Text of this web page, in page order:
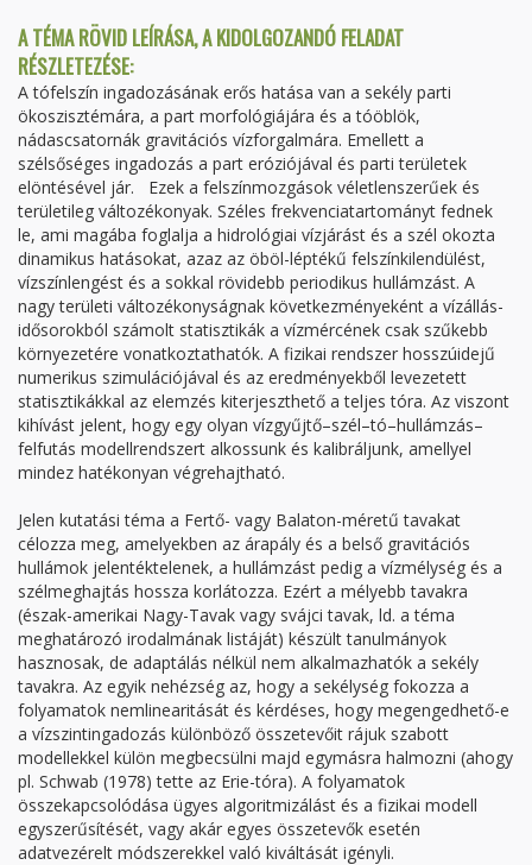
A TÉMA RÖVID LEÍRÁSA, A KIDOLGOZANDÓ FELADAT
RÉSZLETEZÉSE:
A tófelszín ingadozásának erős hatása van a sekély parti
ökoszisztémára, a part morfológiájára és a tóöblök,
nádascsatornák gravitációs vízforgalmára. Emellett a
szélsőséges ingadozás a part eróziójával és parti területek
elöntésével jár. Ezek a felszínmozgások véletlenszerűek és
területileg változékonyak. Széles frekvenciatartományt fednek
le, ami magába foglalja a hidrológiai vízjárást és a szél okozta
dinamikus hatásokat, azaz az öböl-léptékű felszínkilendülést,
vízszínlengést és a sokkal rövidebb periodikus hullámzást. A
nagy területi változékonyságnak következményeként a vízállás-
idősorokból számolt statisztikák a vízmércének csak szűkebb
környezetére vonatkoztathatók. A fizikai rendszer hosszúidejű
numerikus szimulációjával és az eredményekből levezetett
statisztikákkal az elemzés kiterjeszthető a teljes tóra. Az viszont
kihívást jelent, hogy egy olyan vízgyűjtő–szél–tó–hullámzás–
felfutás modell­rendszert alkossunk és kalibráljunk, amellyel
mindez hatékonyan végrehajtható.
Jelen kutatási téma a Fertő- vagy Balaton-méretű tavakat
célozza meg, amelyekben az árapály és a belső gravitációs
hullámok jelentéktelenek, a hullámzást pedig a vízmélység és a
szélmeghajtás hossza korlátozza. Ezért a mélyebb tavakra
(észak-amerikai Nagy-Tavak vagy svájci tavak, ld. a téma
meghatározó irodalmának listáját) készült tanulmányok
hasznosak, de adaptálás nélkül nem alkalmazhatók a sekély
tavakra. Az egyik nehézség az, hogy a sekélység fokozza a
folyamatok nemlinearitását és kérdéses, hogy megengedhető-e
a vízszintingadozás különböző összetevőit rájuk szabott
modellekkel külön megbecsülni majd egymásra halmozni (ahogy
pl. Schwab (1978) tette az Erie-tóra). A folyamatok
összekapcsolódása ügyes algoritmizálást és a fizikai modell
egyszerűsítését, vagy akár egyes összetevők esetén
adatvezérelt módszerekkel való kiváltását igényli.